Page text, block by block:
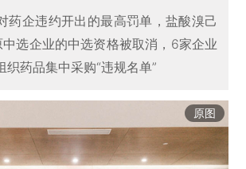
药企违约开出的最高罚单，盐酸溴己
选企业的中选资格被取消，6家企业
织药品集中采购“违规名单”
原图